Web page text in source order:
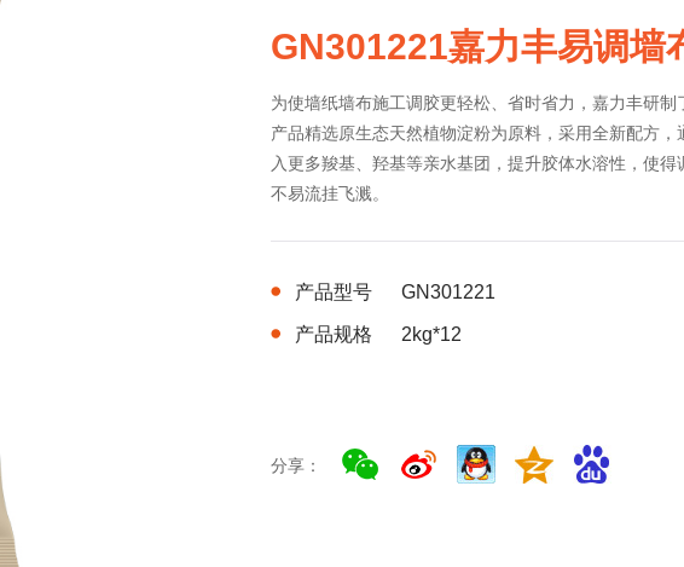
GN301221嘉力丰易调墙
为使墙纸墙布施工调胶更轻松、省时省力，嘉力丰研
产品精选原生态天然植物淀粉为原料，采用全新配方
入更多羧基、羟基等亲水基团，提升胶体水溶性，使
不易流挂飞溅。
产品型号 GN301221
产品规格 2kg*12
分享：